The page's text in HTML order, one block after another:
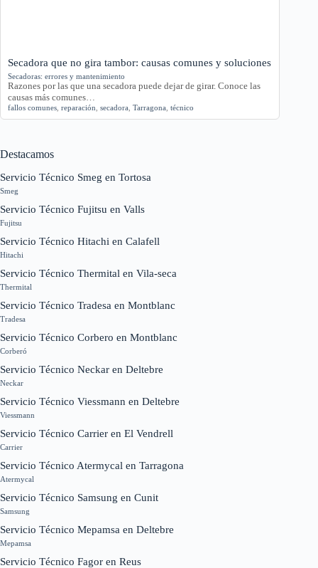
Secadora que no gira tambor: causas comunes y soluciones
Secadoras: errores y mantenimiento
Razones por las que una secadora puede dejar de girar. Conoce las
causas más comunes…
fallos comunes reparación secadora Tarragona técnico
Destacamos
Servicio Técnico Smeg en Tortosa
Smeg
Servicio Técnico Fujitsu en Valls
Fujitsu
Servicio Técnico Hitachi en Calafell
Hitachi
Servicio Técnico Thermital en Vila-seca
Thermital
Servicio Técnico Tradesa en Montblanc
Tradesa
Servicio Técnico Corbero en Montblanc
Corberó
Servicio Técnico Neckar en Deltebre
Neckar
Servicio Técnico Viessmann en Deltebre
Viessmann
Servicio Técnico Carrier en El Vendrell
Carrier
Servicio Técnico Atermycal en Tarragona
Atermycal
Servicio Técnico Samsung en Cunit
Samsung
Servicio Técnico Mepamsa en Deltebre
Mepamsa
Servicio Técnico Fagor en Reus